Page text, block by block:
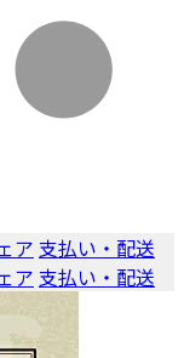
ア 支払い・配送
ア 支払い・配送